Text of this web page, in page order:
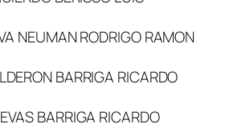
NEUMAN RODRIGO RAMON
BARRIGA RICARDO
BARRIGA RICARDO